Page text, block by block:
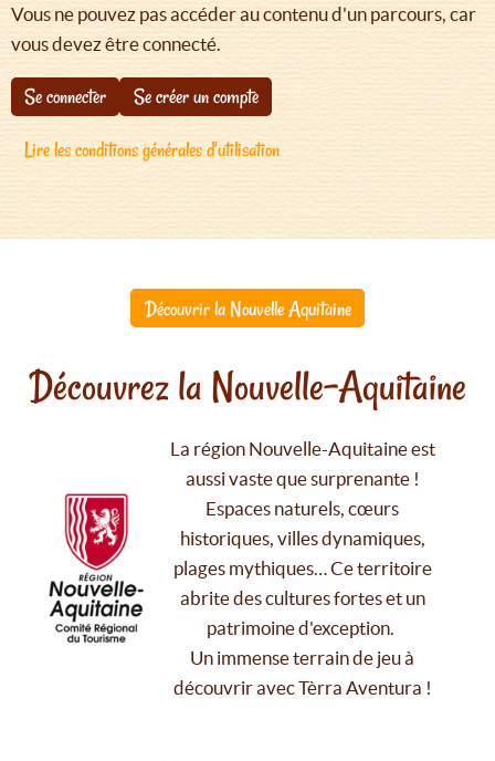
Vous ne pouvez pas accéder au contenu d'un parcours, car
vous devez être connecté.
Se connecter
Se créer un compte
Lire les conditions générales d'utilisation
Découvrir la Nouvelle Aquitaine
Découvrez la Nouvelle-Aquitaine
La région Nouvelle-Aquitaine est
aussi vaste que surprenante !
Espaces naturels, cœurs
historiques, villes dynamiques,
plages mythiques… Ce territoire
abrite des cultures fortes et un
patrimoine d'exception.
Un immense terrain de jeu à
découvrir avec Tèrra Aventura !